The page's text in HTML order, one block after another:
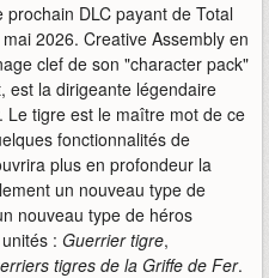
DLC payant de Total
2026. Creative Assembly en
clef de son "character pack"
est la dirigeante légendaire
Le tigre est le maître mot de ce
fonctionnalités de
plus en profondeur la
un nouveau type de
nouveau type de héros
: Guerrier tigre,
tigres de la Griffe de Fer.